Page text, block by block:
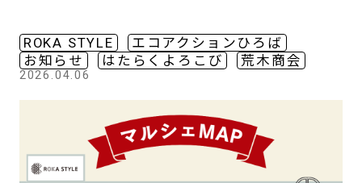
ROKA STYLE
エコアクションひろば
お知らせ
はたらくよろこび 荒木商会
2026.04.06